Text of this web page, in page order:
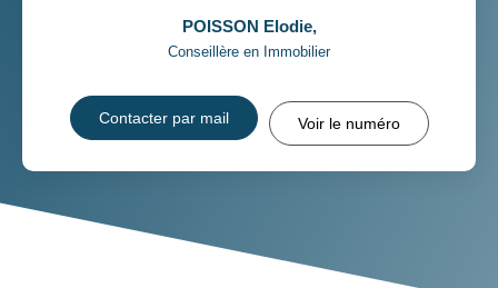
POISSON Elodie,
Conseillère en Immobilier
Contacter par mail Voir le numéro